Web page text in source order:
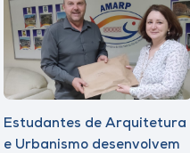
Estudantes de Arquitetura
e Urbanismo desenvolvem